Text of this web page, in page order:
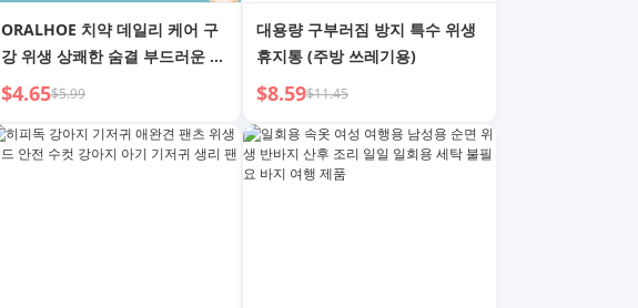
ORALHOE 치약 데일리 케어 구
강 위생 상쾌한 숨결 부드러운 세
정 치아 미백 치약
$4.65$5.99
대용량 구부러짐 방지 특수 위생
휴지통 (주방 쓰레기용)
$8.59$11.45